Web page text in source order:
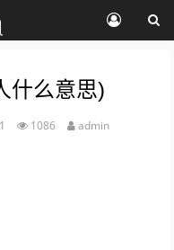
什么意思)
1086 admin